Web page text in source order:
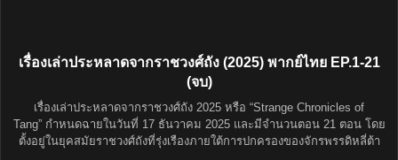
เรื่องเล่าประหลาดจากราชวงศ์ถัง (2025) พากย์ไทย EP.1-21
(จบ)
เรื่องเล่าประหลาดจากราชวงศ์ถัง 2025 หรือ “Strange Chronicles of
Tang” กำหนดฉายในวันที่ 17 ธันวาคม 2025 และมีจำนวนตอน 21 ตอน โดย
ตั้งอยู่ในยุคสมัยราชวงศ์ถังที่รุ่งเรืองภายใต้การปกครองของจักรพรรดิหลี่ต้า